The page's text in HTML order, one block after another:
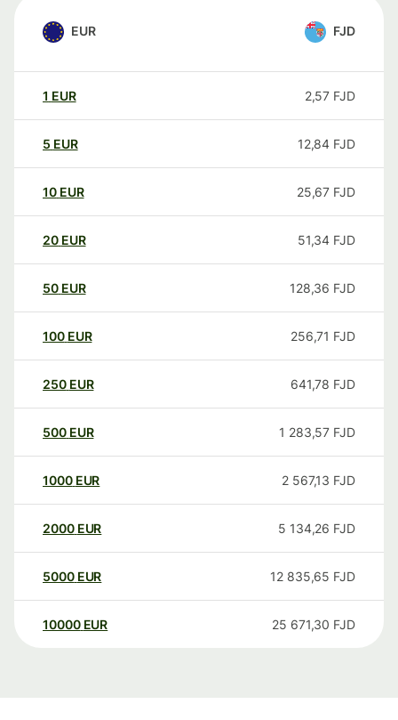
EUR FJD
1 EUR 2,57 FJD
5 EUR 12,84 FJD
10 EUR 25,67 FJD
20 EUR 51,34 FJD
50 EUR 128,36 FJD
100 EUR 256,71 FJD
250 EUR 641,78 FJD
500 EUR 1 283,57 FJD
1000 EUR 2 567,13 FJD
2000 EUR 5 134,26 FJD
5000 EUR 12 835,65 FJD
10000 EUR 25 671,30 FJD